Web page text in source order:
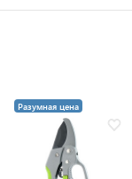
Разумная цена